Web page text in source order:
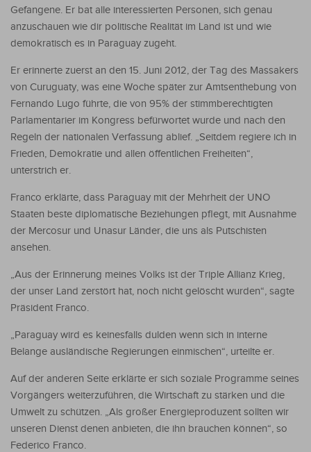
Gefangene. Er bat alle interessierten Personen, sich genau
anzuschauen wie dir politische Realität im Land ist und wie
demokratisch es in Paraguay zugeht.
Er erinnerte zuerst an den 15. Juni 2012, der Tag des Massakers
von Curuguaty, was eine Woche später zur Amtsenthebung von
Fernando Lugo führte, die von 95% der stimmberechtigten
Parlamentarier im Kongress befürwortet wurde und nach den
Regeln der nationalen Verfassung ablief. „Seitdem regiere ich in
Frieden, Demokratie und allen öffentlichen Freiheiten“,
unterstrich er.
Franco erklärte, dass Paraguay mit der Mehrheit der UNO
Staaten beste diplomatische Beziehungen pflegt, mit Ausnahme
der Mercosur und Unasur Länder, die uns als Putschisten
ansehen.
„Aus der Erinnerung meines Volks ist der Triple Allianz Krieg,
der unser Land zerstört hat, noch nicht gelöscht wurden“, sagte
Präsident Franco.
„Paraguay wird es keinesfalls dulden wenn sich in interne
Belange ausländische Regierungen einmischen“, urteilte er.
Auf der anderen Seite erklärte er sich soziale Programme seines
Vorgängers weiterzuführen, die Wirtschaft zu stärken und die
Umwelt zu schützen. „Als großer Energieproduzent sollten wir
unseren Dienst denen anbieten, die ihn brauchen können“, so
Federico Franco.